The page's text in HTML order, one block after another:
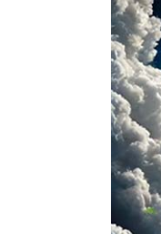
grande